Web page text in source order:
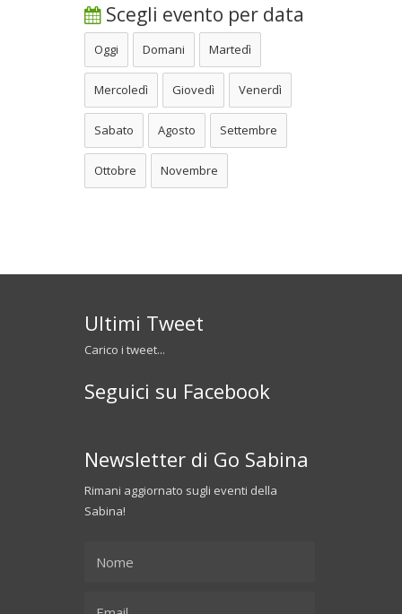
Scegli evento per data
Oggi Domani Martedì
Mercoledì Giovedì Venerdì
Sabato Agosto Settembre
Ottobre Novembre
Ultimi Tweet
Carico i tweet...
Seguici su Facebook
Newsletter di Go Sabina
Rimani aggiornato sugli eventi della
Sabina!